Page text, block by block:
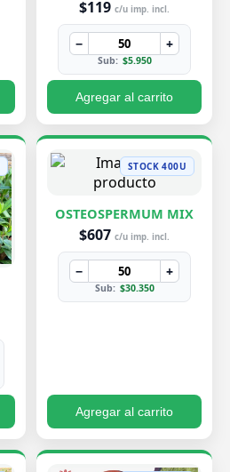
$119 c/u imp. incl.
− +
Sub: $5.950
Agregar al carrito
STOCK 400U
OSTEOSPERMUM MIX
$607 c/u imp. incl.
− +
Sub: $30.350
Agregar al carrito